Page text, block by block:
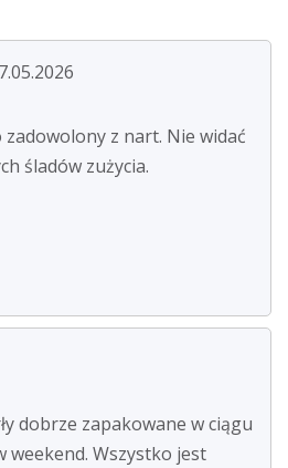
zadowolony z nart. Nie widać
śladów zużycia.
dobrze zapakowane w ciągu
weekend. Wszystko jest